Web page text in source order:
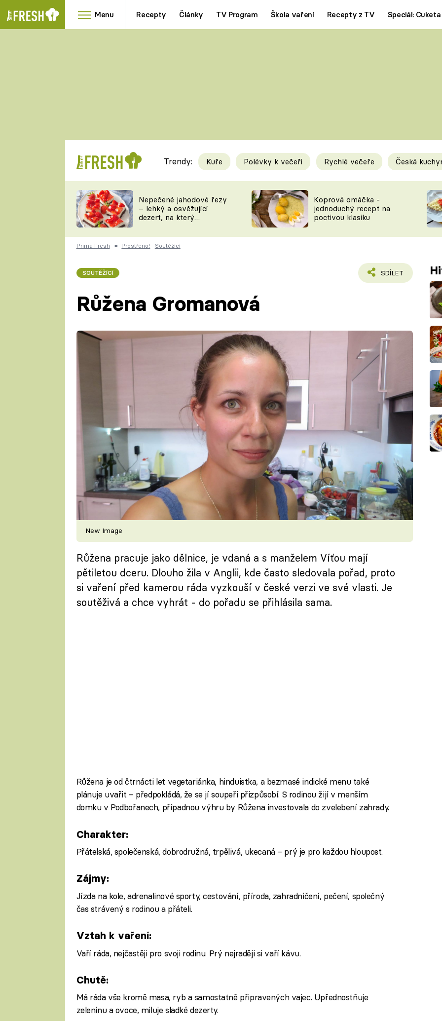
Menu Recepty Články TV Program Škola vaření Recepty z TV Speciál: Cuketa
RYCHLOVKY
Videorecepty
TEĎ VAŘÍ ŠÉF!
ČESKO NA TALÍŘI
Tipy a triky
KAM ZA JÍDLEM
VYCHYTÁVKY
ČASOPIS
Trendy: Kuře Polévky k večeři Rychlé večeře Česká
Nepečené jahodové řezy
– lehký a osvěžující
dezert, na který
Koprová omáčka -
jednoduchý recept na
poctivou klasiku
Prima Fresh ■ Prostřeno! Soutěžící
SOUTĚŽÍCÍ SDÍLET
Růžena Gromanová
New Image
Růžena pracuje jako dělnice, je vdaná a s manželem Víťou mají
pětiletou dceru. Dlouho žila v Anglii, kde často sledovala pořad, proto
si vaření před kamerou ráda vyzkouší v české verzi ve své vlasti. Je
soutěživá a chce vyhrát - do pořadu se přihlásila sama.
Růžena je od čtrnácti let vegetariánka, hinduistka, a bezmasé indické menu také
plánuje uvařit – předpokládá, že se jí soupeři přizpůsobí. S rodinou žijí v menším
domku v Podbořanech, případnou výhru by Růžena investovala do zvelebení zahrady.
Charakter:
Přátelská, společenská, dobrodružná, trpělivá, ukecaná – prý je pro každou hloupost.
Zájmy:
Jízda na kole, adrenalinové sporty, cestování, příroda, zahradničení, pečení, společný
čas strávený s rodinou a přáteli.
Vztah k vaření:
Vaří ráda, nejčastěji pro svoji rodinu. Prý nejraději si vaří kávu.
Chutě:
Má ráda vše kromě masa, ryb a samostatně připravených vajec. Upřednostňuje
zeleninu a ovoce, miluje sladké dezerty.